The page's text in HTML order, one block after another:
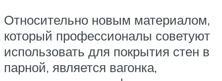
Относительно новым материалом,
который профессионалы советуют
использовать для покрытия стен в
парной, является вагонка,